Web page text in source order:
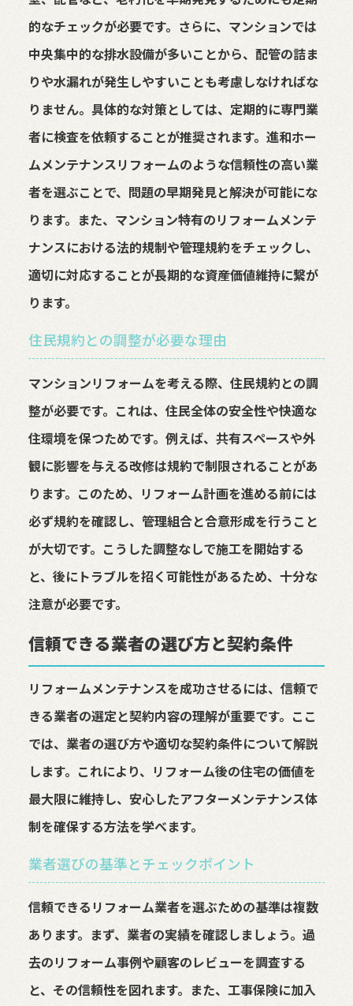
的なチェックが必要です。さらに、マンションでは
中央集中的な排水設備が多いことから、配管の詰ま
りや水漏れが発生しやすいことも考慮しなければな
りません。具体的な対策としては、定期的に専門業
者に検査を依頼することが推奨されます。進和ホー
ムメンテナンスリフォームのような信頼性の高い業
者を選ぶことで、問題の早期発見と解決が可能にな
ります。また、マンション特有のリフォームメンテ
ナンスにおける法的規制や管理規約をチェックし、
適切に対応することが長期的な資産価値維持に繋が
ります。
住民規約との調整が必要な理由
マンションリフォームを考える際、住民規約との調
整が必要です。これは、住民全体の安全性や快適な
住環境を保つためです。例えば、共有スペースや外
観に影響を与える改修は規約で制限されることがあ
ります。このため、リフォーム計画を進める前には
必ず規約を確認し、管理組合と合意形成を行うこと
が大切です。こうした調整なしで施工を開始する
と、後にトラブルを招く可能性があるため、十分な
注意が必要です。
信頼できる業者の選び方と契約条件
リフォームメンテナンスを成功させるには、信頼で
きる業者の選定と契約内容の理解が重要です。ここ
では、業者の選び方や適切な契約条件について解説
します。これにより、リフォーム後の住宅の価値を
最大限に維持し、安心したアフターメンテナンス体
制を確保する方法を学べます。
業者選びの基準とチェックポイント
信頼できるリフォーム業者を選ぶための基準は複数
あります。まず、業者の実績を確認しましょう。過
去のリフォーム事例や顧客のレビューを調査する
と、その信頼性を図れます。また、工事保険に加入